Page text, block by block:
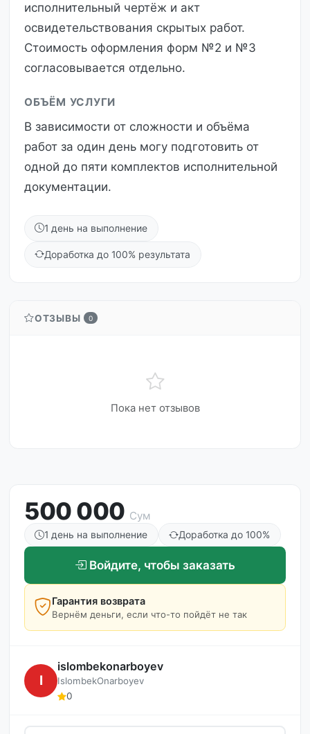
исполнительный чертёж и акт
освидетельствования скрытых работ.
Стоимость оформления форм №2 и №3
согласовывается отдельно.
ОБЪЁМ УСЛУГИ
В зависимости от сложности и объёма
работ за один день могу подготовить от
одной до пяти комплектов исполнительной
документации.
1 день на выполнение
Доработка до 100% результата
ОТЗЫВЫ 0
Пока нет отзывов
500 000 Сум
1 день на выполнение Доработка до 100%
Войдите, чтобы заказать
Гарантия возврата
Вернём деньги, если что-то пойдёт не так
I
islombekonarboyev
IslombekOnarboyev
0